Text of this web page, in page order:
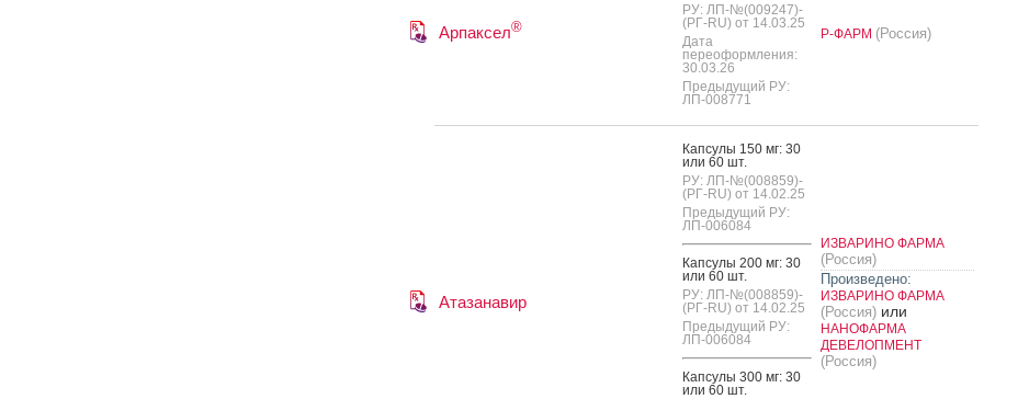
Арпаксел®
РУ: ЛП-№(009247)-
(РГ-RU) от 14.03.25
Дата
переоформления:
30.03.26
Предыдущий РУ:
ЛП-008771
Р-ФАРМ (Россия)
Атазанавир
Кап­су­лы 150 мг: 30
или 60 шт.
РУ: ЛП-№(008859)-
(РГ-RU) от 14.02.25
Предыдущий РУ:
ЛП-006084
Кап­су­лы 200 мг: 30
или 60 шт.
РУ: ЛП-№(008859)-
(РГ-RU) от 14.02.25
Предыдущий РУ:
ЛП-006084
Кап­су­лы 300 мг: 30
или 60 шт.
ИЗВАРИНО ФАРМА
(Россия)
Произведено:
ИЗВАРИНО ФАРМА
(Россия)или
НАНОФАРМА
ДЕВЕЛОПМЕНТ
(Россия)